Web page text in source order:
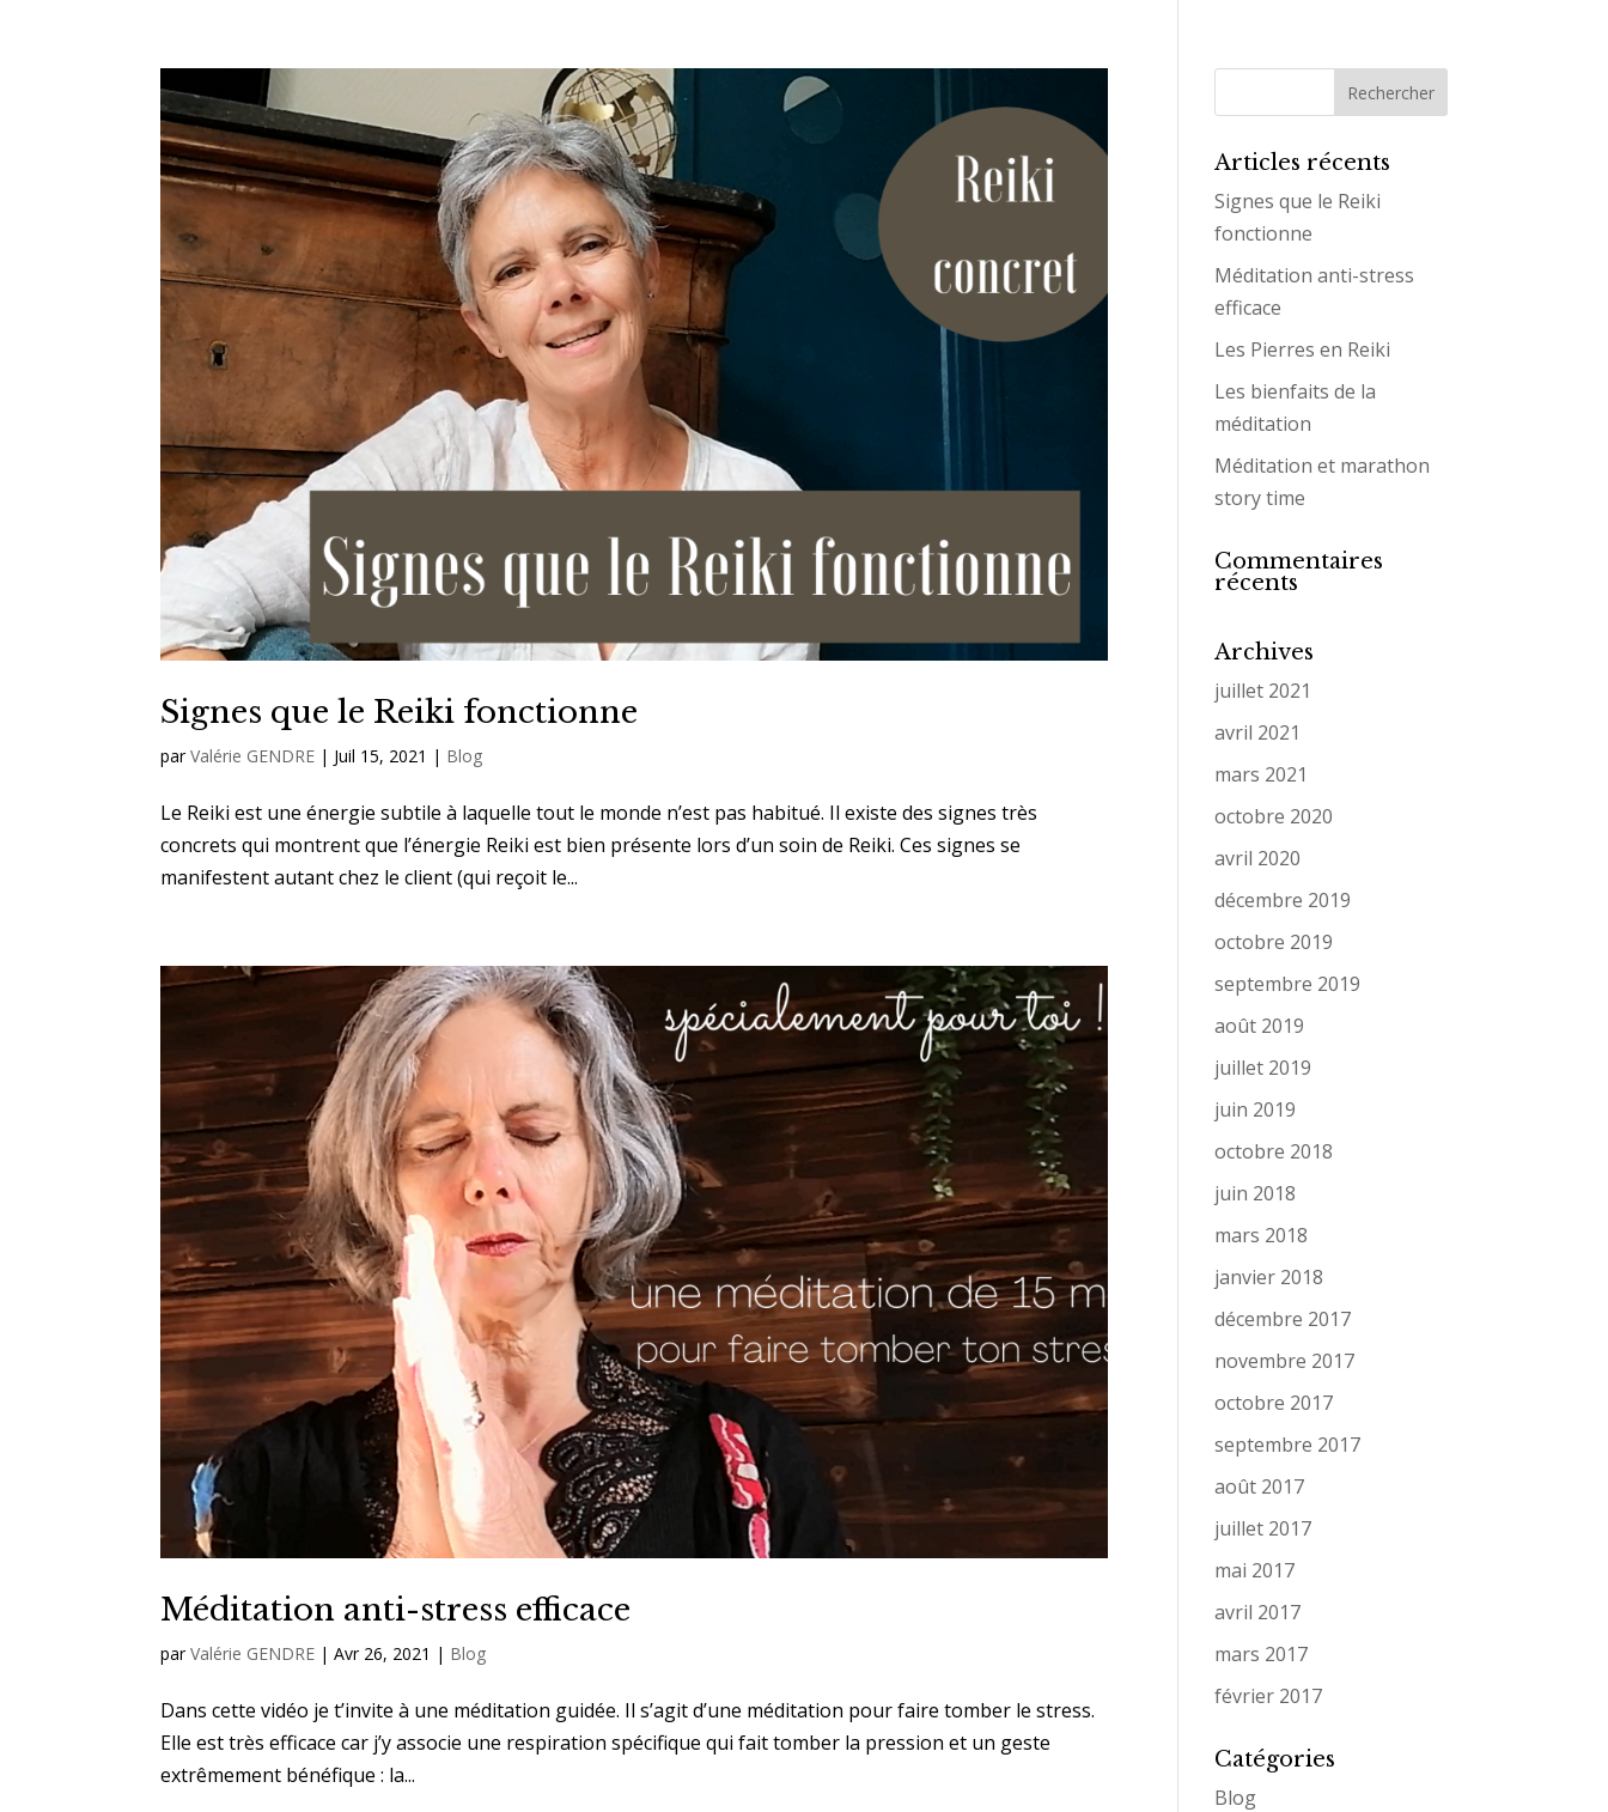
Signes que le Reiki fonctionne
parValérie GENDRE | Juil 15, 2021 | Blog
Le Reiki est une énergie subtile à laquelle tout le monde n’est pas habitué. Il existe des signes très
concrets qui montrent que l’énergie Reiki est bien présente lors d’un soin de Reiki. Ces signes se
manifestent autant chez le client (qui reçoit le...
Méditation anti-stress efficace
parValérie GENDRE |Avr 26, 2021 | Blog
Dans cette vidéo je t’invite à une méditation guidée. Il s’agit d’une méditation pour faire tomber le stress.
Elle est très efficace car j’y associe une respiration spécifique qui fait tomber la pression et un geste
extrêmement bénéfique : la...
Articles récents
Signes que le Reiki
fonctionne
Méditation anti-stress
efficace
Les Pierres en Reiki
Les bienfaits de la
méditation
Méditation et marathon
story time
Commentaires
récents
Archives
juillet 2021
avril 2021
mars 2021
octobre 2020
avril 2020
décembre 2019
octobre 2019
septembre 2019
août 2019
juillet 2019
juin 2019
octobre 2018
juin 2018
mars 2018
janvier 2018
décembre 2017
novembre 2017
octobre 2017
septembre 2017
août 2017
juillet 2017
mai 2017
avril 2017
mars 2017
février 2017
Catégories
Blog